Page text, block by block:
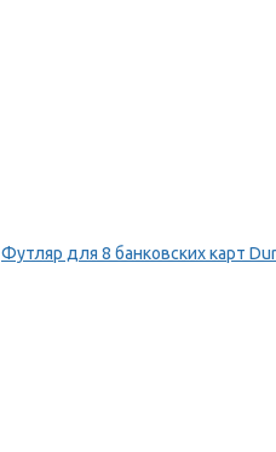
Футляр для 8 банковских карт